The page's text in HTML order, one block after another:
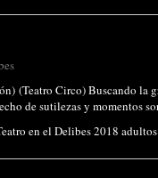
(Teatro Circo) Buscando
de sutilezas y momentos
en el Delibes 2018 adultos